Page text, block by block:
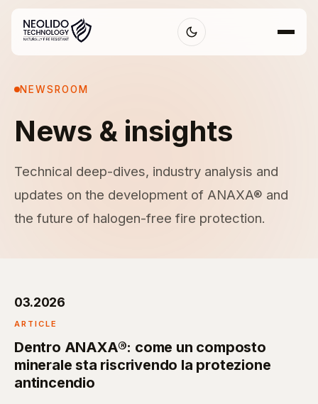
NEWSROOM
News & insights
Technical deep-dives, industry analysis and
updates on the development of ANAXA® and
the future of halogen-free fire protection.
03.2026
ARTICLE
Dentro ANAXA®: come un composto
minerale sta riscrivendo la protezione
antincendio